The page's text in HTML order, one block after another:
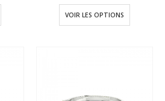
VOIR LES OPTIONS